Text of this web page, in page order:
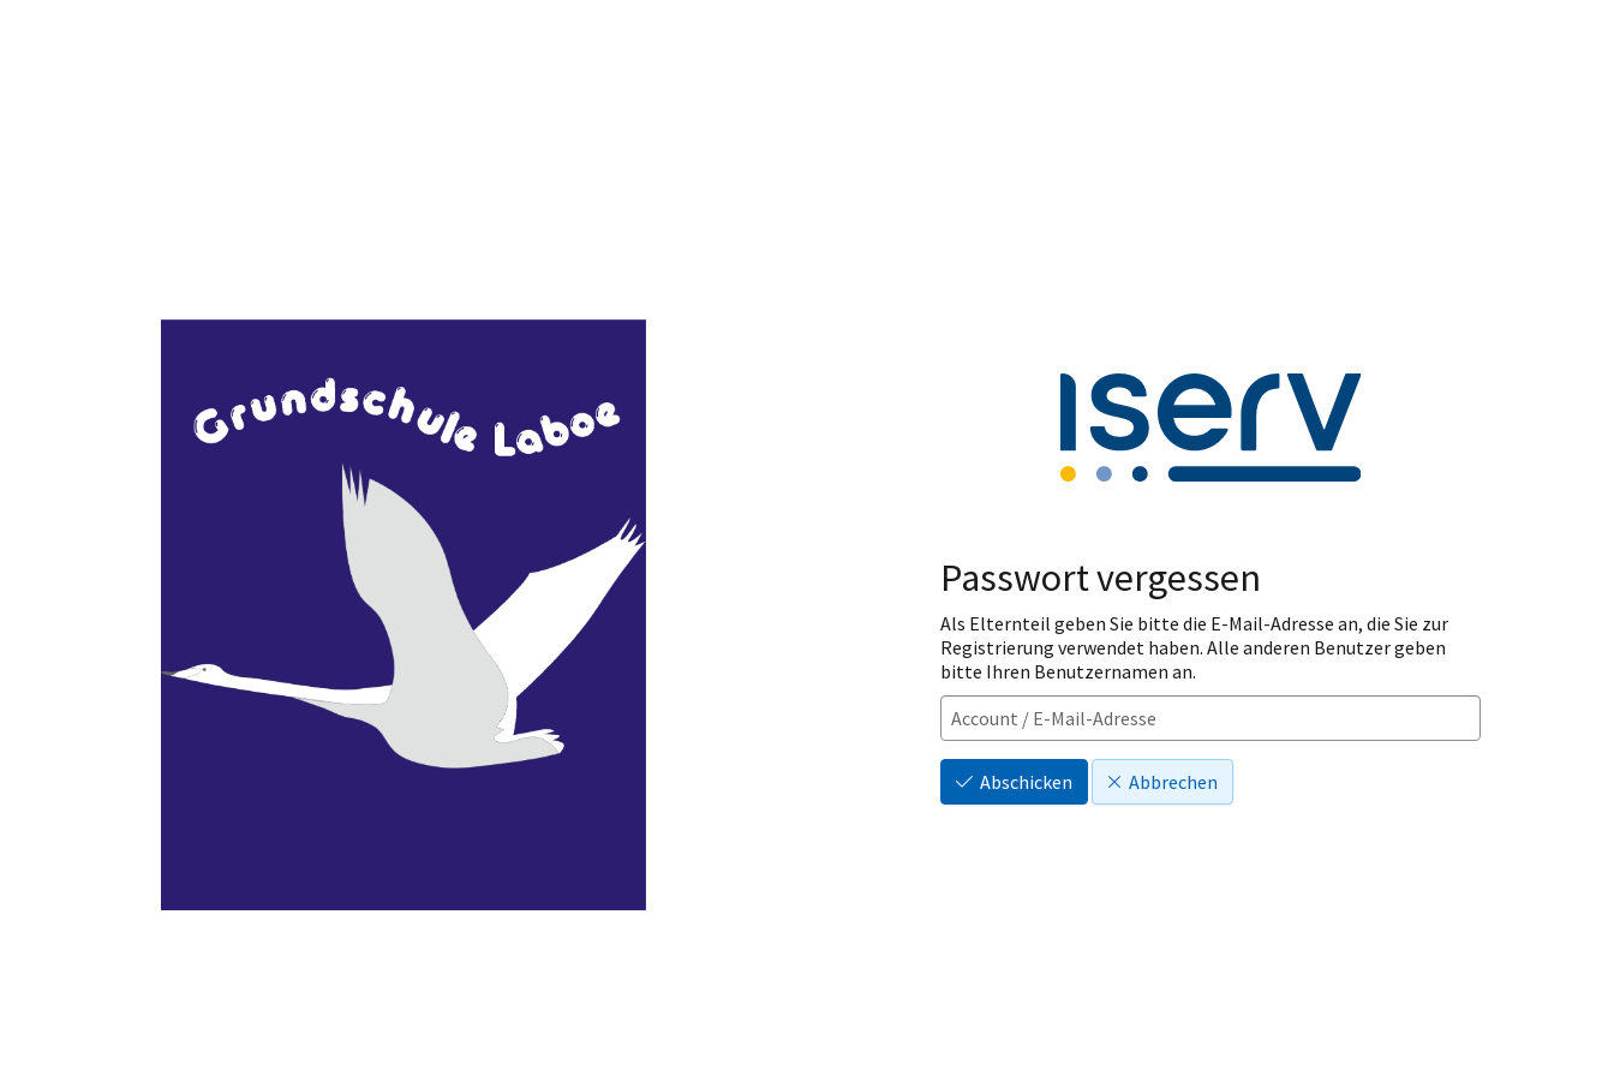
Passwort vergessen
Als Elternteil geben Sie bitte die E-Mail-Adresse an, die Sie zur
Registrierung verwendet haben. Alle anderen Benutzer geben
bitte Ihren Benutzernamen an.
Abschicken Abbrechen